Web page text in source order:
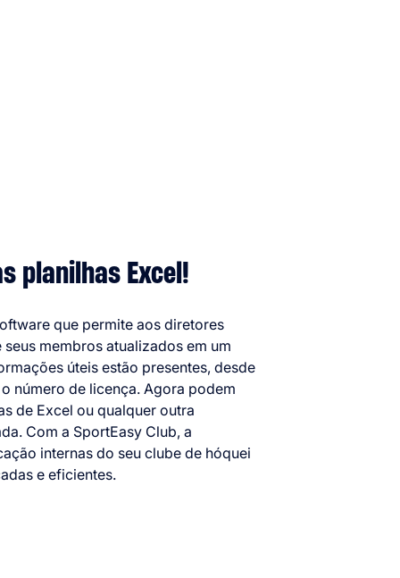
planilhas Excel!
que permite aos diretores
membros atualizados em um
úteis estão presentes, desde
número de licença. Agora podem
de Excel ou qualquer outra
Com a SportEasy Club, a
internas do seu clube de hóquei
e eficientes.